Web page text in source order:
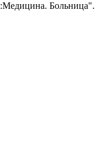
Больница".